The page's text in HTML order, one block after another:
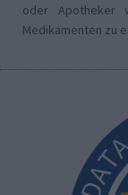
oder Apotheker
Medikamenten zu